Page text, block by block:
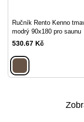
Ručník Rento Kenno
modrý 90x180 pro saunu
530.67 Kč